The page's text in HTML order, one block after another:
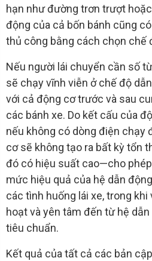
hạn như đường trơn trượt
động của cả bốn bánh cũng
thủ công bằng cách chọn chế
Nếu người lái chuyển cần số từ
sẽ chạy vĩnh viễn ở chế độ
với cả động cơ trước và sau
các bánh xe. Do kết cấu của
nếu không có dòng điện chạy
cơ sẽ không tạo ra bất kỳ tổn
đó có hiệu suất cao—cho
mức hiệu quả của hệ dẫn
các tình huống lái xe, trong
hoạt và yên tâm đến từ hệ
tiêu chuẩn.
Kết quả của tất cả các bản